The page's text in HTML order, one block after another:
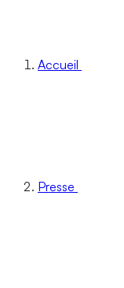
Accueil
Presse